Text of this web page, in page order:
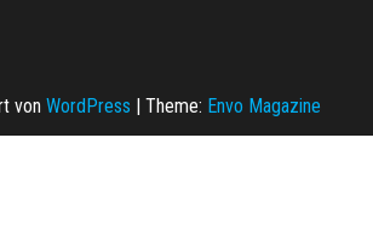
von WordPress | Theme: Envo Magazine